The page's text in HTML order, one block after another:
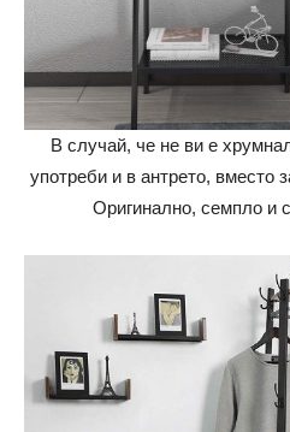
В случай, че не ви е
употреби и в антрето, вместо
Оригинално, семпло и